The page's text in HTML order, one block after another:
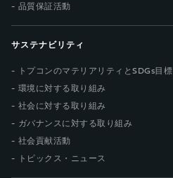
品質保証活動
サステナビリティ
トプコンのマテリアリティとSDGs目標
環境に対する取り組み
社会に対する取り組み
ガバナンスに対する取り組み
社会貢献活動
トピックス・ニュース